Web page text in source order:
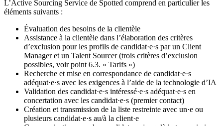
L’Active Sourcing Service de Spotted comprend en particulier les
éléments suivants :
Évaluation des besoins de la clientèle
Assistance à la clientèle dans l’élaboration des critères
d’exclusion pour les profils de candidat·e·s par un Client
Manager et un Talent Sourcer (trois critères d’exclusion
possibles, voir point 6.3. « Tarifs »)
Recherche et mise en correspondance de candidat·e·s
adéquat·e·s avec les exigences à l’aide de la technologie d’IA
Validation des candidat·e·s intéressé·e·s adéquat·e·s en
concertation avec les candidat·e·s (premier contact)
Création et transmission de la liste restreinte avec un·e ou
plusieurs candidat·e·s au/à la client·e